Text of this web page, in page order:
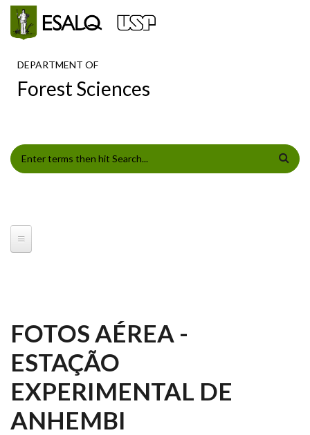
Skip to main content
DEPARTMENT OF
Forest Sciences
SEARCH FORM
FOTOS AÉREA -
ESTAÇÃO
EXPERIMENTAL DE
ANHEMBI